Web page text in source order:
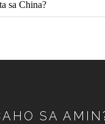
sa China?
SA